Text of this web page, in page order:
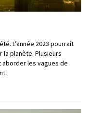
L’année 2023 pourrait
la planète. Plusieurs
aborder les vagues de